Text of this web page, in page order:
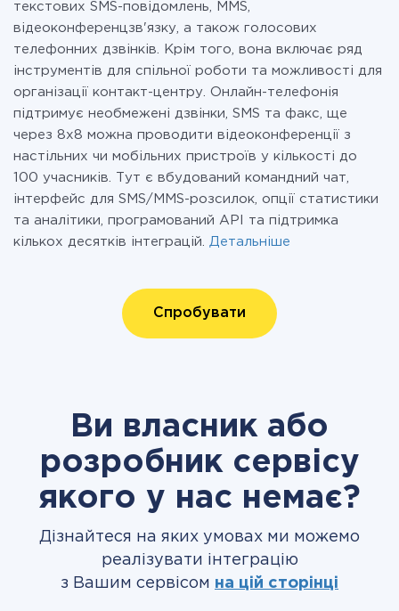
текстових SMS-повідомлень, MMS,
відеоконференцзв'язку, а також голосових
телефонних дзвінків. Крім того, вона включає ряд
інструментів для спільної роботи та можливості для
організації контакт-центру. Онлайн-телефонія
підтримує необмежені дзвінки, SMS та факс, ще
через 8х8 можна проводити відеоконференції з
настільних чи мобільних пристроїв у кількості до
100 учасників. Тут є вбудований командний чат,
інтерфейс для SMS/MMS-розсилок, опції статистики
та аналітики, програмований API та підтримка
кількох десятків інтеграцій. Детальніше
Спробувати
Ви власник або
розробник сервісу
якого у нас немає?
Дізнайтеся на яких умовах ми можемо
реалізувати інтеграцію
з Вашим сервісом на цій сторінці